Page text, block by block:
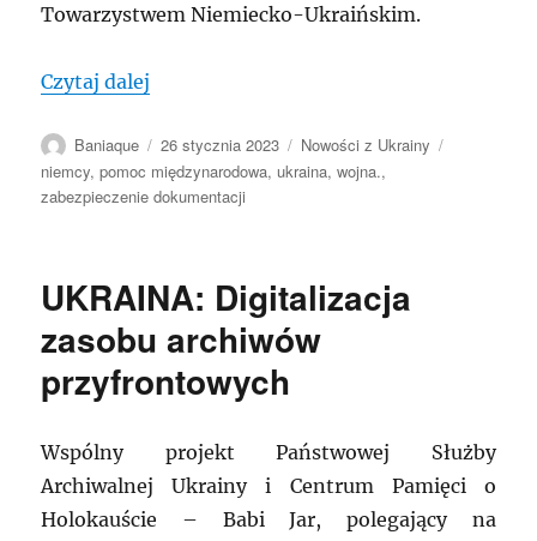
Towarzystwem Niemiecko-Ukraińskim.
Czytaj dalej
Autor
Baniaque
Data
publikacji
26 stycznia 2023 Kategorie
Nowości z Ukrainy
niemcy,pomoc międzynarodowa, ukraina,wojna.,
zabezpieczenie dokumentacji
UKRAINA: Digitalizacja
zasobu archiwów
przyfrontowych
Wspólny projekt Państwowej Służby
Archiwalnej Ukrainy i Centrum Pamięci o
Holokauście – Babi Jar, polegający na